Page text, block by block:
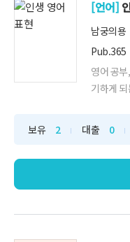
[언어]
남궁의용
Pub.365
영어 공
기하게 되
책이죠.
을 ‘한 단
누어 소
구성되
보유 2 대출 0